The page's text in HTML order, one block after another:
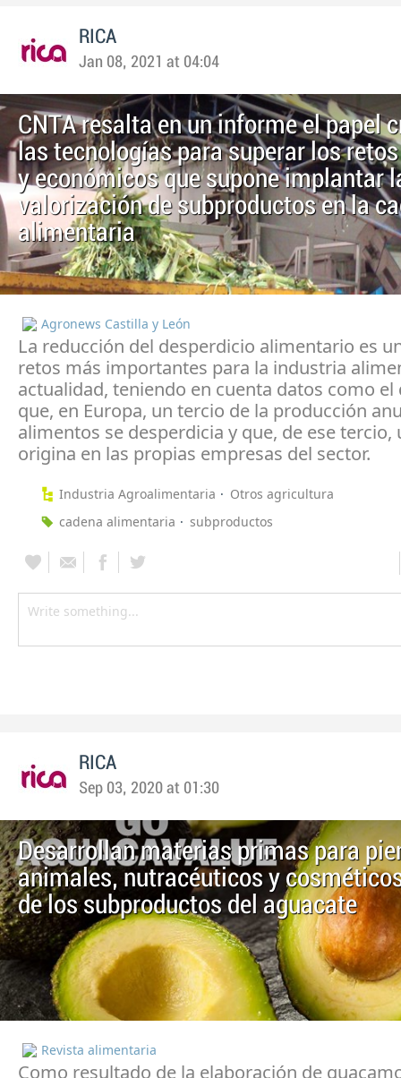
RICA
Jan 08, 2021 at 04:04
CNTA resalta en un informe el papel
las tecnologías para superar los
y económicos que supone implantar
valorización de subproductos en la
alimentaria
Agronews Castilla y León
La reducción del desperdicio alimentario es
retos más importantes para la industria
actualidad, teniendo en cuenta datos como el
que, en Europa, un tercio de la producción
alimentos se desperdicia y que, de ese tercio,
origina en las propias empresas del sector.
Industria Agroalimentaria
Otros agricultura
cadena alimentaria
subproductos
RICA
Sep 03, 2020 at 01:30
Desarrollan materias primas para
animales, nutracéuticos y
de los subproductos del aguacate
Revista alimentaria
Como resultado de la elaboración de